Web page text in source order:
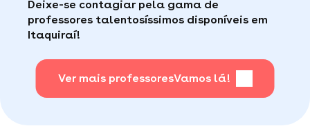
Faça sua busca, com apena um clique, é muito
consumidor de qualidade disponível para te ajudar
(por telefone e e-mail, 5J/7).
Para saber + acesse nossa página de perguntas
mais frequentes.
Deixe-se contagiar pela gama de
professores talentosíssimos disponíveis em
Itaquiraí!
Ver mais professoresVamos lá!